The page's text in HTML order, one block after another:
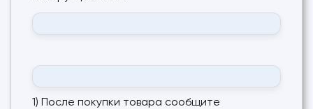
1) После покупки товара сообщите